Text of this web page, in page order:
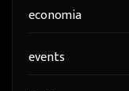
economia
events